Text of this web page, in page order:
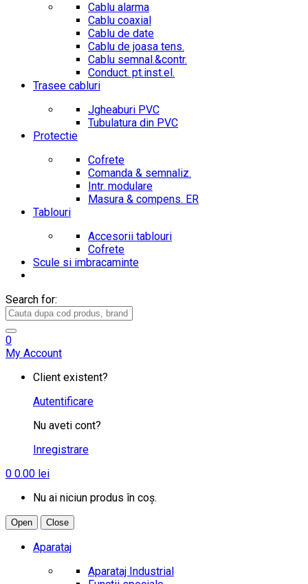
Cablu alarma
Cablu coaxial
Cablu de date
Cablu de joasa tens.
Cablu semnal.&contr.
Conduct. pt.inst.el.
Trasee cabluri
Jgheaburi PVC
Tubulatura din PVC
Protectie
Cofrete
Comanda & semnaliz.
Intr. modulare
Masura & compens. ER
Tablouri
Accesorii tablouri
Cofrete
Scule si imbracaminte
Search for:
0
My Account
Client existent?
Autentificare
Nu aveti cont?
Inregistrare
0 0.00 lei
Nu ai niciun produs în coș.
Open Close
Aparataj
Aparataj Industrial